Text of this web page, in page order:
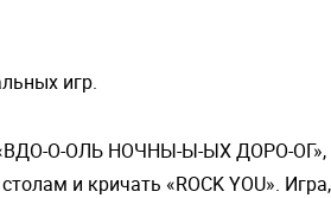
игр.
О-ОЛЬ НОЧНЫ-Ы-ЫХ ДОРО-ОГ»,
и кричать «ROCK YOU».